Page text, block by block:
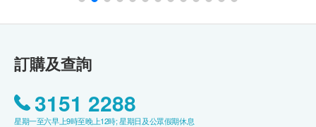
訂購及查詢
3151 2288
星期一至六早上9時至晚上12時; 星期日及公眾假期休息